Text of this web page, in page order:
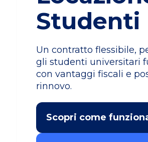
Studenti
Un contratto flessibile,
gli studenti universitari
con vantaggi fiscali e
rinnovo.
Scopri come